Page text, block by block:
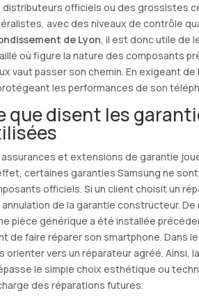
distributeurs officiels ou des grossistes
avec des niveaux de contrôle
de Lyon, il est donc utile de
où figure la nature des composants
vaut passer son chemin. En exigeant
les performances de son
que disent les
assurances et extensions de garantie
certaines garanties Samsung ne
officiels. Si un client choisit un
annulation de la garantie constructeur.
pièce générique a été installée
de faire réparer son smartphone. Dans
orienter vers un réparateur agréé. Ainsi,
le simple choix esthétique ou
des réparations futures.